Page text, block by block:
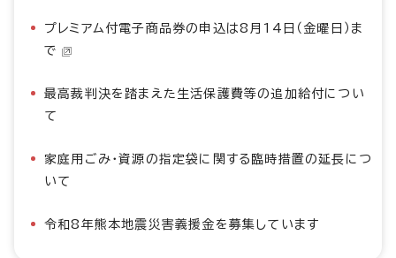
プレミアム付電子商品券の申込は8月14日（金曜日）ま
で
最高裁判決を踏まえた生活保護費等の追加給付につい
て
家庭用ごみ・資源の指定袋に関する臨時措置の延長につ
いて
令和8年熊本地震災害義援金を募集しています